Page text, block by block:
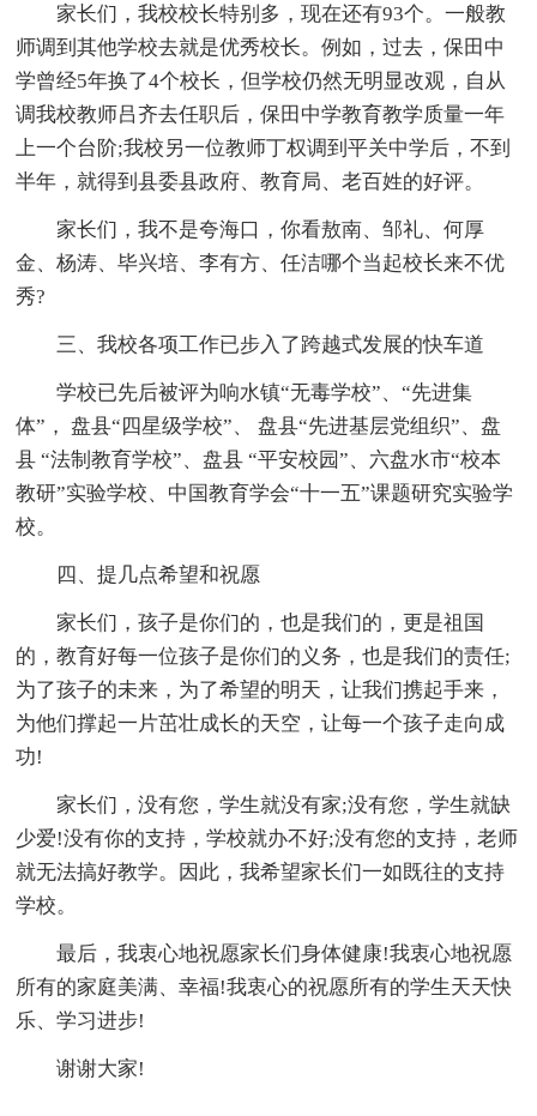
家长们，我校校长特别多，现在还有93个。一般教
师调到其他学校去就是优秀校长。例如，过去，保田中
学曾经5年换了4个校长，但学校仍然无明显改观，自从
调我校教师吕齐去任职后，保田中学教育教学质量一年
上一个台阶;我校另一位教师丁权调到平关中学后，不到
半年，就得到县委县政府、教育局、老百姓的好评。
家长们，我不是夸海口，你看敖南、邹礼、何厚
金、杨涛、毕兴培、李有方、任洁哪个当起校长来不优
秀?
三、我校各项工作已步入了跨越式发展的快车道
学校已先后被评为响水镇“无毒学校”、“先进集
体”， 盘县“四星级学校”、 盘县“先进基层党组织”、盘
县 “法制教育学校”、盘县 “平安校园”、六盘水市“校本
教研”实验学校、中国教育学会“十一五”课题研究实验学
校。
四、提几点希望和祝愿
家长们，孩子是你们的，也是我们的，更是祖国
的，教育好每一位孩子是你们的义务，也是我们的责任;
为了孩子的未来，为了希望的明天，让我们携起手来，
为他们撑起一片茁壮成长的天空，让每一个孩子走向成
功!
家长们，没有您，学生就没有家;没有您，学生就缺
少爱!没有你的支持，学校就办不好;没有您的支持，老师
就无法搞好教学。因此，我希望家长们一如既往的支持
学校。
最后，我衷心地祝愿家长们身体健康!我衷心地祝愿
所有的家庭美满、幸福!我衷心的祝愿所有的学生天天快
乐、学习进步!
谢谢大家!